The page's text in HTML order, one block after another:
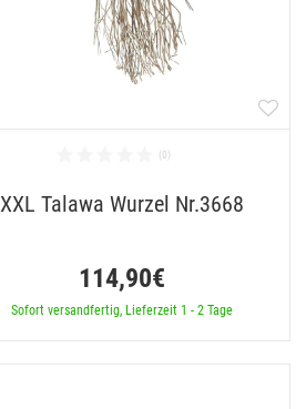
XXL Talawa Wurzel Nr.3668
114,90€
Sofort versandfertig, Lieferzeit 1 - 2 Tage